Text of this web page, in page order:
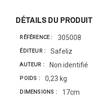
DÉTAILS DU PRODUIT
RÉFÉRENCE 305008
ÉDITEUR Safeliz
AUTEUR Non identifié
POIDS 0,23 kg
DIMENSIONS 17cm